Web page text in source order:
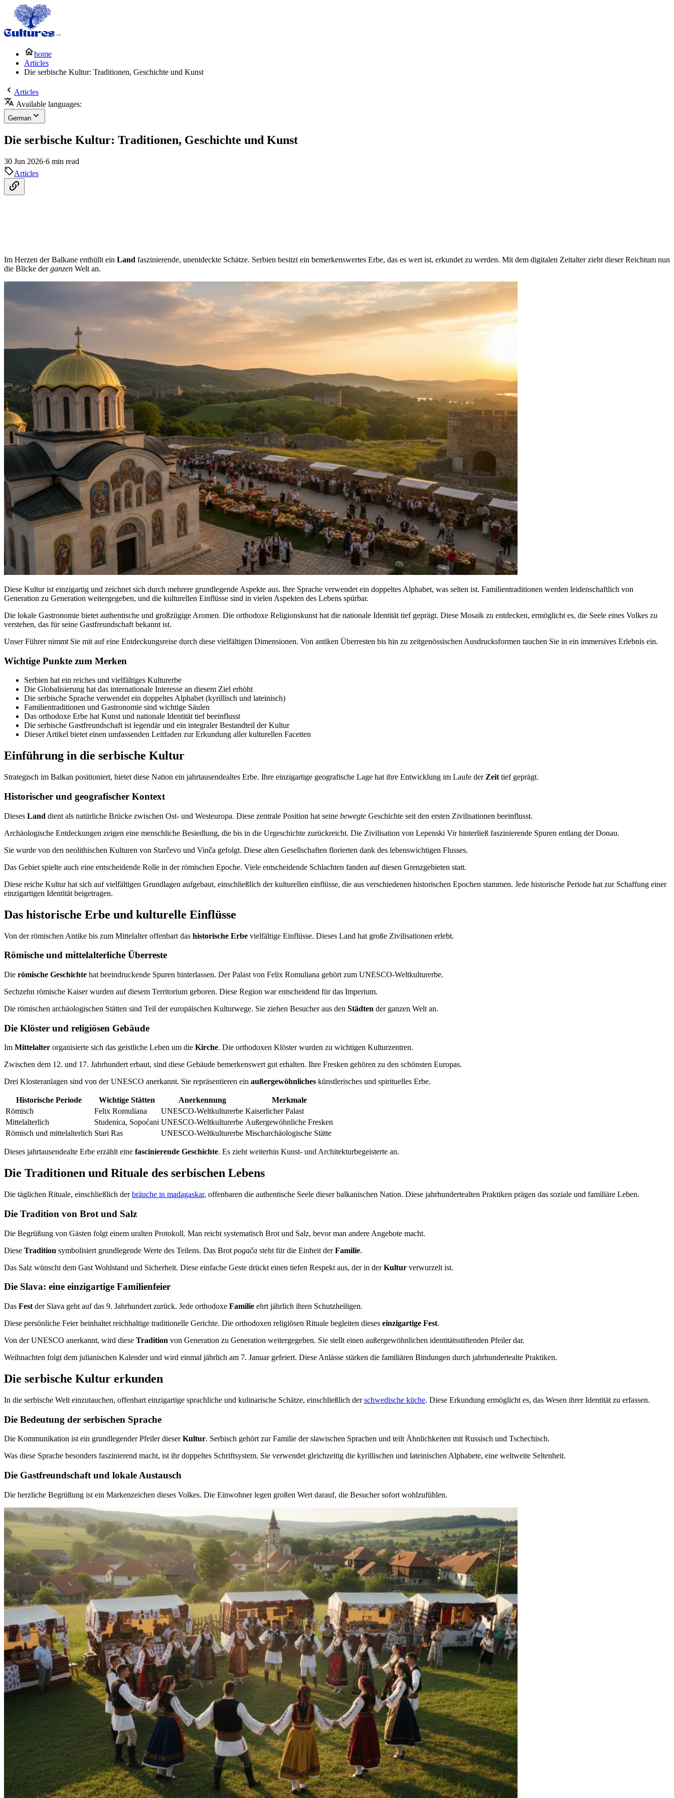
home
Articles
Die serbische Kultur: Traditionen, Geschichte und Kunst
Articles
Available languages:
German
Die serbische Kultur: Traditionen, Geschichte und Kunst
30 Jun 2026·6 min read
Articles
Im Herzen der Balkane enthüllt ein Land faszinierende, unentdeckte Schätze. Serbien besitzt ein bemerkenswertes Erbe, das es wert ist, erkundet zu werden. Mit dem digitalen Zeitalter zieht dieser Reichtum nun
die Blicke derganzen Welt an.
Diese Kultur ist einzigartig und zeichnet sich durch mehrere grundlegende Aspekte aus. Ihre Sprache verwendet ein doppeltes Alphabet, was selten ist. Familientraditionen werden leidenschaftlich von
Generation zu Generation weitergegeben, und die kulturellen Einflüsse sind in vielen Aspekten des Lebens spürbar.
Die lokale Gastronomie bietet authentische und großzügige Aromen. Die orthodoxe Religionskunst hat die nationale Identität tief geprägt. Diese Mosaik zu entdecken, ermöglicht es, die Seele eines Volkes zu
verstehen, das für seine Gastfreundschaft bekannt ist.
Unser Führer nimmt Sie mit auf eine Entdeckungsreise durch diese vielfältigen Dimensionen. Von antiken Überresten bis hin zu zeitgenössischen Ausdrucksformen tauchen Sie in ein immersives Erlebnis ein.
Wichtige Punkte zum Merken
Serbien hat ein reiches und vielfältiges Kulturerbe
Die Globalisierung hat das internationale Interesse an diesem Ziel erhöht
Die serbische Sprache verwendet ein doppeltes Alphabet (kyrillisch und lateinisch)
Familientraditionen und Gastronomie sind wichtige Säulen
Das orthodoxe Erbe hat Kunst und nationale Identität tief beeinflusst
Die serbische Gastfreundschaft ist legendär und ein integraler Bestandteil der Kultur
Dieser Artikel bietet einen umfassenden Leitfaden zur Erkundung aller kulturellen Facetten
Einführung in die serbische Kultur
Strategisch im Balkan positioniert, bietet diese Nation ein jahrtausendealtes Erbe. Ihre einzigartige geografische Lage hat ihre Entwicklung im Laufe der Zeit tief geprägt.
Historischer und geografischer Kontext
Dieses Land dient als natürliche Brücke zwischen Ost- und Westeuropa. Diese zentrale Position hat seine bewegte Geschichte seit den ersten Zivilisationen beeinflusst.
Archäologische Entdeckungen zeigen eine menschliche Besiedlung, die bis in die Urgeschichte zurückreicht. Die Zivilisation von Lepenski Vir hinterließ faszinierende Spuren entlang der Donau.
Sie wurde von den neolithischen Kulturen von Starčevo und Vinča gefolgt. Diese alten Gesellschaften florierten dank des lebenswichtigen Flusses.
Das Gebiet spielte auch eine entscheidende Rolle in der römischen Epoche. Viele entscheidende Schlachten fanden auf diesen Grenzgebieten statt.
Diese reiche Kultur hat sich auf vielfältigen Grundlagen aufgebaut, einschließlich der kulturellen einflüsse, die aus verschiedenen historischen Epochen stammen. Jede historische Periode hat zur Schaffung einer
einzigartigen Identität beigetragen.
Das historische Erbe und kulturelle Einflüsse
Von der römischen Antike bis zum Mittelalter offenbart das historische Erbe vielfältige Einflüsse. Dieses Land hat große Zivilisationen erlebt.
Römische und mittelalterliche Überreste
Die römische Geschichte hat beeindruckende Spuren hinterlassen. Der Palast von Felix Romuliana gehört zum UNESCO-Weltkulturerbe.
Sechzehn römische Kaiser wurden auf diesem Territorium geboren. Diese Region war entscheidend für das Imperium.
Die römischen archäologischen Stätten sind Teil der europäischen Kulturwege. Sie ziehen Besucher aus den Städten der ganzen Welt an.
Die Klöster und religiösen Gebäude
Im Mittelalter organisierte sich das geistliche Leben um die Kirche. Die orthodoxen Klöster wurden zu wichtigen Kulturzentren.
Zwischen dem 12. und 17. Jahrhundert erbaut, sind diese Gebäude bemerkenswert gut erhalten. Ihre Fresken gehören zu den schönsten Europas.
Drei Klosteranlagen sind von der UNESCO anerkannt. Sie repräsentieren ein außergewöhnliches künstlerisches und spirituelles Erbe.
Historische Periode Wichtige Stätten Anerkennung
Merkmale
Römisch
Felix Romuliana UNESCO-Weltkulturerbe Kaiserlicher Palast
Mittelalterlich
Studenica, Sopoćani UNESCO-Weltkulturerbe Außergewöhnliche Fresken
Römisch und mittelalterlich Stari Ras UNESCO-Weltkulturerbe Mischarchäologische Stätte
Dieses jahrtausendealte Erbe erzählt eine fascinierende Geschichte. Es zieht weiterhin Kunst- und Architekturbegeisterte an.
Die Traditionen und Rituale des serbischen Lebens
Die täglichen Rituale, einschließlich derbräuche in madagaskar, offenbaren die authentische Seele dieser balkanischen Nation. Diese jahrhundertealten Praktiken prägen das soziale und familiäre Leben.
Die Tradition von Brot und Salz
Die Begrüßung von Gästen folgt einem uralten Protokoll. Man reicht systematisch Brot und Salz, bevor man andere Angebote macht.
Diese Tradition symbolisiert grundlegende Werte des Teilens. Das Brot pogača steht für die Einheit derFamilie.
Das Salz wünscht dem Gast Wohlstand und Sicherheit. Diese einfache Geste drückt einen tiefen Respekt aus, der in derKultur verwurzelt ist.
Die Slava: eine einzigartige Familienfeier
Das Fest der Slava geht auf das 9. Jahrhundert zurück. Jede orthodoxe Familie ehrt jährlich ihren Schutzheiligen.
Diese persönliche Feier beinhaltet reichhaltige traditionelle Gerichte. Die orthodoxen religiösen Rituale begleiten dieses einzigartige Fest.
Von der UNESCO anerkannt, wird diese Tradition von Generation zu Generation weitergegeben. Sie stellt einen außergewöhnlichen identitätsstiftenden Pfeiler dar.
Weihnachten folgt dem julianischen Kalender und wird einmal jährlich am 7. Januar gefeiert. Diese Anlässe stärken die familiären Bindungen durch jahrhundertealte Praktiken.
Die serbische Kultur erkunden
In die serbische Welt einzutauchen, offenbart einzigartige sprachliche und kulinarische Schätze, einschließlich derschwedische küche. Diese Erkundung ermöglicht es, das Wesen ihrer Identität zu erfassen.
Die Bedeutung der serbischen Sprache
Die Kommunikation ist ein grundlegender Pfeiler dieserKultur. Serbisch gehört zur Familie der slawischen Sprachen und teilt Ähnlichkeiten mit Russisch und Tschechisch.
Was diese Sprache besonders faszinierend macht, ist ihr doppeltes Schriftsystem. Sie verwendet gleichzeitig die kyrillischen und lateinischen Alphabete, eine weltweite Seltenheit.
Die Gastfreundschaft und lokale Austausch
Die herzliche Begrüßung ist ein Markenzeichen dieses Volkes. Die Einwohner legen großen Wert darauf, die Besucher sofort wohlzufühlen.